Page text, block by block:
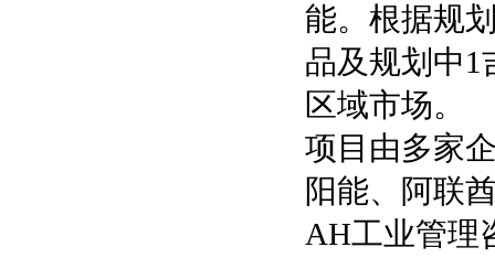
能。根据规
品及规划中1
区域市场。
项目由多家
阳能、阿联
AH工业管理